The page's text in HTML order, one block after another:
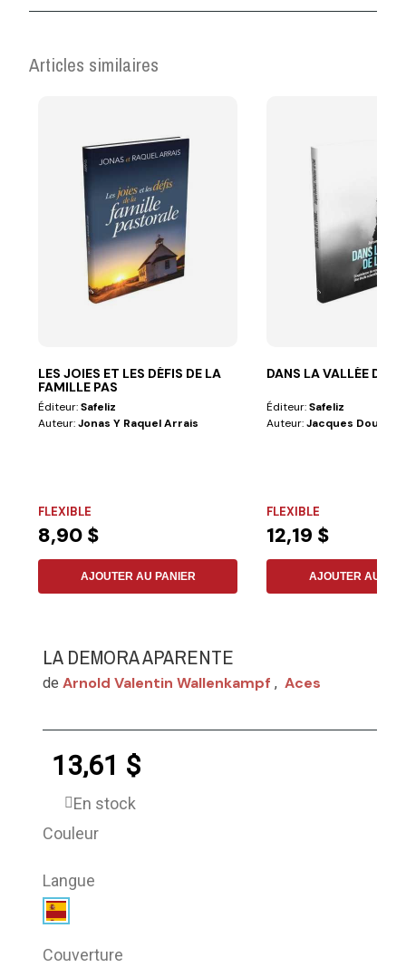
Articles similaires
LES JOIES ET LES DÉFIS DE LA
FAMILLE PAS
Éditeur:Safeliz
Auteur:Jonas Y Raquel Arrais
FLEXIBLE
8,90 $
AJOUTER AU PANIER
DANS LA VALLÉE DE
Éditeur:Safeliz
Auteur:Jacques Doukhan
FLEXIBLE
12,19 $
AJOUTER AU
LA DEMORA APARENTE
de Arnold Valentin Wallenkampf , Aces
13,61 $
En stock
Couleur
Langue
Couverture